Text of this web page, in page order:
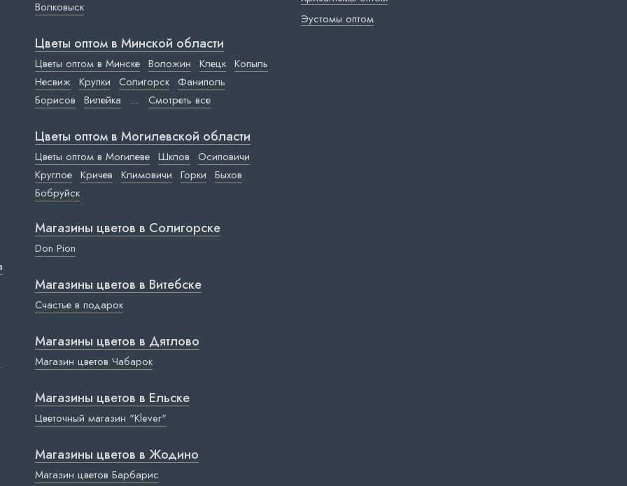
Волковыск
Цветы оптом в Минской области
Цветы оптом в Минске Воложин Клецк Копыль
Несвиж Крупки Солигорск Фаниполь
Борисов Вилейка ... Смотреть все
Цветы оптом в Могилевской области
Цветы оптом в Могилеве Шклов Осиповичи
Круглое Кричев Климовичи Горки Быхов
Бобруйск
Магазины цветов в Cолигорске
Don Pion
Магазины цветов в Витебске
Счастье в подарок
Магазины цветов в Дятлово
Магазин цветов Чабарок
Магазины цветов в Ельске
Цветочный магазин "Klever"
Магазины цветов в Жодино
Магазин цветов Барбарис
Эустомы оптом